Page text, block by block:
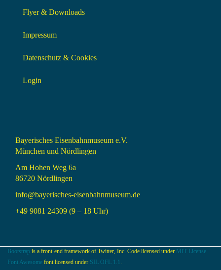
Flyer & Downloads
Impressum
Datenschutz & Cookies
Login
Bayerisches Eisenbahnmuseum e.V.
München und Nördlingen
Am Hohen Weg 6a
86720 Nördlingen
info@bayerisches-eisenbahnmuseum.de
+49 9081 24309 (9 – 18 Uhr)
Bootstrap is a front-end framework of Twitter, Inc. Code licensed under MIT License.
Font Awesome font licensed under SIL OFL 1.1 .